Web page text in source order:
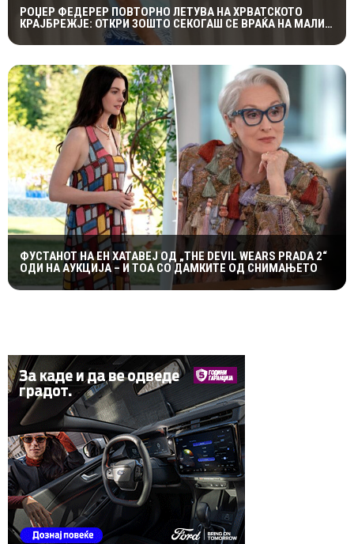
РОЏЕР ФЕДЕРЕР ПОВТОРНО ЛЕТУВА НА ХРВАТСКОТО
КРАЈБРЕЖЈЕ: ОТКРИ ЗОШТО СЕКОГАШ СЕ ВРАЌА НА МАЛИ
ФУСТАНОТ НА ЕН ХАТАВЕЈ ОД „THE DEVIL WEARS PRADA 2“
ОДИ НА АУКЦИЈА – И ТОА СО ДАМКИТЕ ОД СНИМАЊЕТО